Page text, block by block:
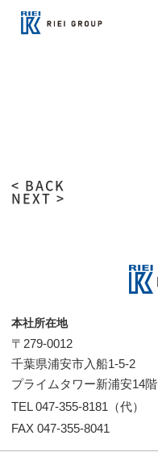
< BACK
NEXT >
本社所在地
〒279-0012
千葉県浦安市入船1-5-2
プライムタワー新浦安14階
TEL 047-355-8181（代）
FAX 047-355-8041